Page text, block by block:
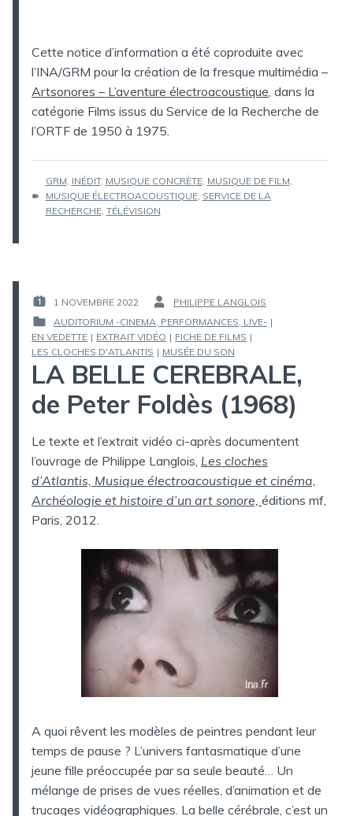
Cette notice d’information a été coproduite avec
l’INA/GRM pour la création de la fresque multimédia –
Artsonores – L’aventure électroacoustique, dans la
catégorie Films issus du Service de la Recherche de
l’ORTF de 1950 à 1975.
ÉTIQUETTES :
GRM, INÉDIT, MUSIQUE CONCRÈTE, MUSIQUE DE FILM,
MUSIQUE ÉLECTROACOUSTIQUE, SERVICE DE LA
RECHERCHE, TÉLÉVISION
PUBLIÉ
LE :
1 NOVEMBRE 2022
PAR :
PHILIPPE LANGLOIS
PUBLIÉ
DANS
AUDITORIUM -CINEMA, PERFORMANCES, LIVE- |
EN VEDETTE | EXTRAIT VIDÉO | FICHE DE FILMS |
LES CLOCHES D'ATLANTIS | MUSÉE DU SON
LA BELLE CEREBRALE,
de Peter Foldès (1968)
Le texte et l’extrait vidéo ci-après documentent
l’ouvrage de Philippe Langlois, Les cloches
d’Atlantis, Musique électroacoustique et cinéma,
Archéologie et histoire d’un art sonore, éditions mf,
Paris, 2012.
A quoi rêvent les modèles de peintres pendant leur
temps de pause ? L’univers fantasmatique d’une
jeune fille préoccupée par sa seule beauté… Un
mélange de prises de vues réelles, d’animation et de
trucages vidéographiques. La belle cérébrale, c’est un